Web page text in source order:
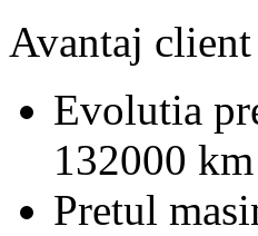
Avantaj
Evolutia
132000 km
Pretul